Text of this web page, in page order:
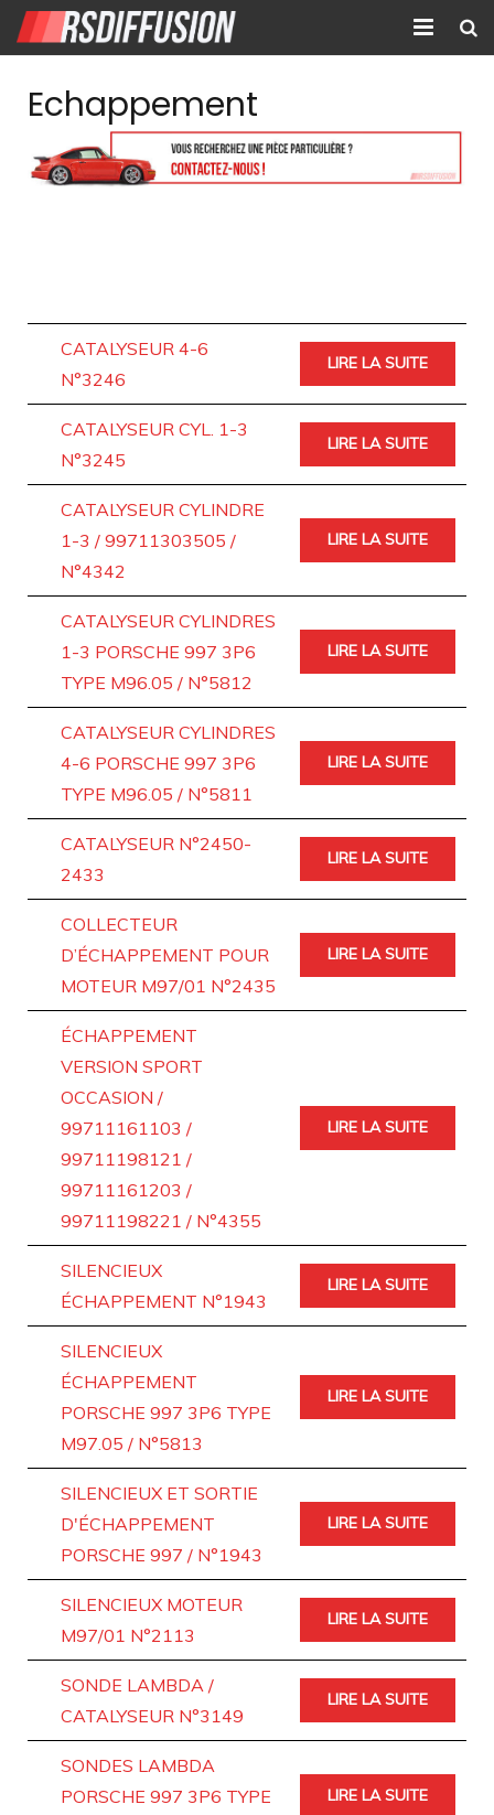
Nouvelles annonces
Annonces prolongées
Echappement
CATALYSEUR 4-6
N°3246
LIRE LA SUITE
CATALYSEUR CYL. 1-3
N°3245
LIRE LA SUITE
CATALYSEUR CYLINDRE
1-3 / 99711303505 /
N°4342
LIRE LA SUITE
CATALYSEUR CYLINDRES
1-3 PORSCHE 997 3P6
TYPE M96.05 / N°5812
LIRE LA SUITE
CATALYSEUR CYLINDRES
4-6 PORSCHE 997 3P6
TYPE M96.05 / N°5811
LIRE LA SUITE
CATALYSEUR N°2450-
2433
LIRE LA SUITE
COLLECTEUR
D’ÉCHAPPEMENT POUR
MOTEUR M97/01 N°2435
LIRE LA SUITE
ÉCHAPPEMENT
VERSION SPORT
OCCASION /
99711161103 /
99711198121 /
99711161203 /
99711198221 / N°4355
LIRE LA SUITE
SILENCIEUX
ÉCHAPPEMENT N°1943
LIRE LA SUITE
SILENCIEUX
ÉCHAPPEMENT
PORSCHE 997 3P6 TYPE
M97.05 / N°5813
LIRE LA SUITE
SILENCIEUX ET SORTIE
D'ÉCHAPPEMENT
PORSCHE 997 / N°1943
LIRE LA SUITE
SILENCIEUX MOTEUR
M97/01 N°2113
LIRE LA SUITE
SONDE LAMBDA /
CATALYSEUR N°3149
LIRE LA SUITE
SONDES LAMBDA
PORSCHE 997 3P6 TYPE
LIRE LA SUITE